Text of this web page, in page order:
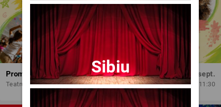
Promit să mă joc!
Teatrul Amzei
Dum, 13 sept.
11:30
Sibiu